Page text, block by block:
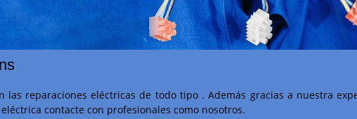
reparaciones eléctricas de todo tipo . Además gracias a nuestra
contacte con profesionales como nosotros.